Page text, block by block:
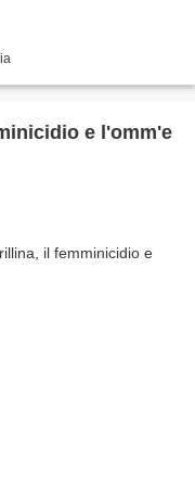
e l'omm'e